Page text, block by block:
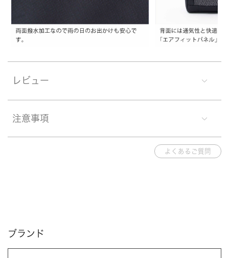
レビュー
注意事項
よくあるご質問
ブランド